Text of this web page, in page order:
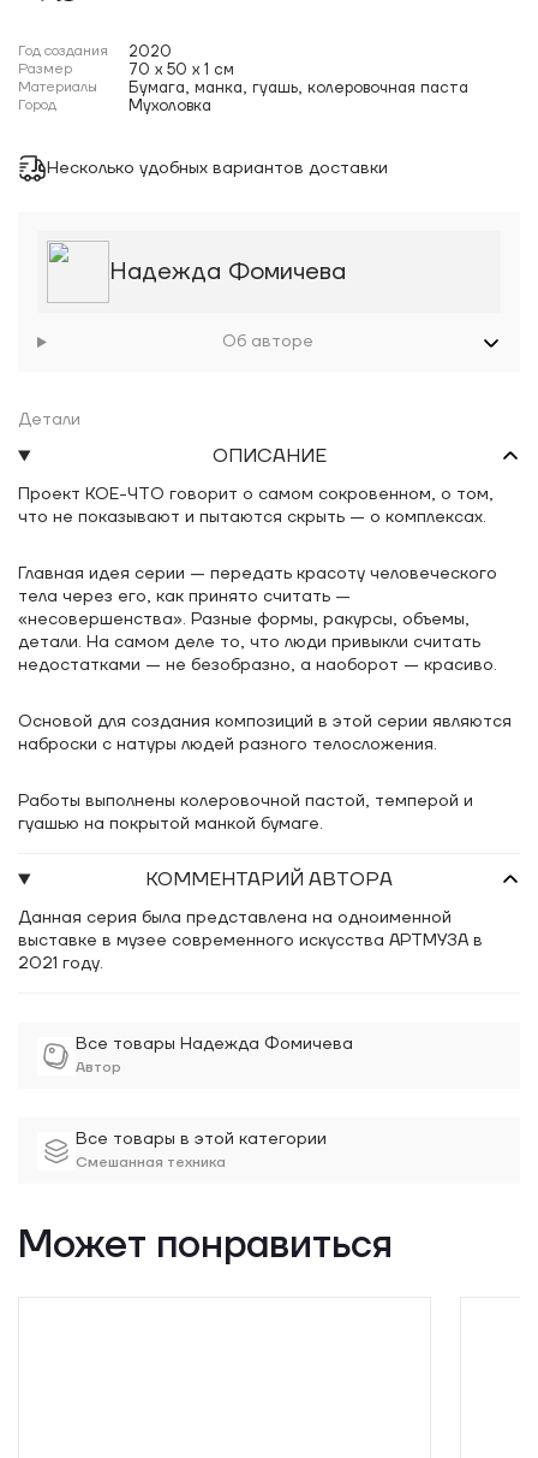
Год создания 2020
Размер 70 x 50 x 1 см
Материалы Бумага, манка, гуашь, колеровочная паста
Город Мухоловка
Несколько удобных вариантов доставки
Все товары Надежда Фомичева
Автор
Все товары в этой категории
Смешанная техника
Надежда Фомичева
Об авторе
Детали
ОПИСАНИЕ
Проект КОЕ-ЧТО говорит о самом сокровенном, о том,
что не показывают и пытаются скрыть — о комплексах.
Главная идея серии — передать красоту человеческого
тела через его, как принято считать —
«несовершенства». Разные формы, ракурсы, объемы,
детали. На самом деле то, что люди привыкли считать
недостатками — не безобразно, а наоборот — красиво.
Основой для создания композиций в этой серии являются
наброски с натуры людей разного телосложения.
Работы выполнены колеровочной пастой, темперой и
гуашью на покрытой манкой бумаге.
КОММЕНТАРИЙ АВТОРА
Данная серия была представлена на одноименной
выставке в музее современного искусства АРТМУЗА в
2021 году.
Может понравиться